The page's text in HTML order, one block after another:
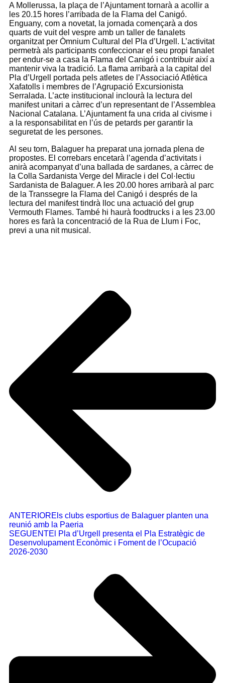
A Mollerussa, la plaça de l’Ajuntament tornarà a acollir a
les 20.15 hores l’arribada de la Flama del Canigó.
Enguany, com a novetat, la jornada començarà a dos
quarts de vuit del vespre amb un taller de fanalets
organitzat per Òmnium Cultural del Pla d’Urgell. L’activitat
permetrà als participants confeccionar el seu propi fanalet
per endur-se a casa la Flama del Canigó i contribuir així a
mantenir viva la tradició. La flama arribarà a la capital del
Pla d’Urgell portada pels atletes de l’Associació Atlètica
Xafatolls i membres de l’Agrupació Excursionista
Serralada. L’acte institucional inclourà la lectura del
manifest unitari a càrrec d’un representant de l’Assemblea
Nacional Catalana. L’Ajuntament fa una crida al civisme i
a la responsabilitat en l’ús de petards per garantir la
seguretat de les persones.
Al seu torn, Balaguer ha preparat una jornada plena de
propostes. El correbars encetarà l’agenda d’activitats i
anirà acompanyat d’una ballada de sardanes, a càrrec de
la Colla Sardanista Verge del Miracle i del Col·lectiu
Sardanista de Balaguer. A les 20.00 hores arribarà al parc
de la Transsegre la Flama del Canigó i després de la
lectura del manifest tindrà lloc una actuació del grup
Vermouth Flames. També hi haurà foodtrucks i a les 23.00
hores es farà la concentració de la Rua de Llum i Foc,
previ a una nit musical.
ANTERIOREls clubs esportius de Balaguer planten una
reunió amb la Paeria
SEGUENTEl Pla d’Urgell presenta el Pla Estratègic de
Desenvolupament Econòmic i Foment de l’Ocupació
2026-2030